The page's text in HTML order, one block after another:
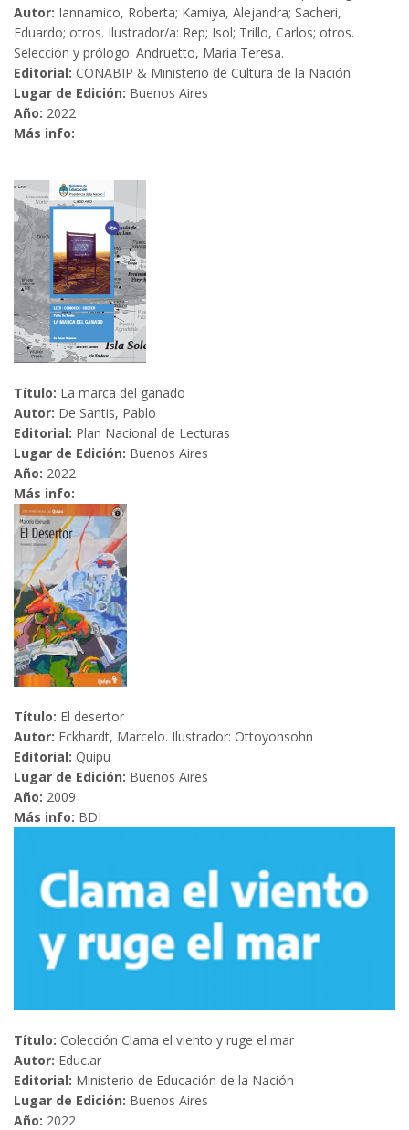
Autor: Iannamico, Roberta; Kamiya, Alejandra; Sacheri,
Eduardo; otros. Ilustrador/a: Rep; Isol; Trillo, Carlos; otros.
Selección y prólogo: Andruetto, María Teresa.
Editorial: CONABIP & Ministerio de Cultura de la Nación
Lugar de Edición: Buenos Aires
Año: 2022
Más info:
Título: La marca del ganado
Autor: De Santis, Pablo
Editorial: Plan Nacional de Lecturas
Lugar de Edición: Buenos Aires
Año: 2022
Más info:
Título: El desertor
Autor: Eckhardt, Marcelo. Ilustrador: Ottoyonsohn
Editorial: Quipu
Lugar de Edición: Buenos Aires
Año: 2009
Más info: BDI
Título: Colección Clama el viento y ruge el mar
Autor: Educ.ar
Editorial: Ministerio de Educación de la Nación
Lugar de Edición: Buenos Aires
Año: 2022